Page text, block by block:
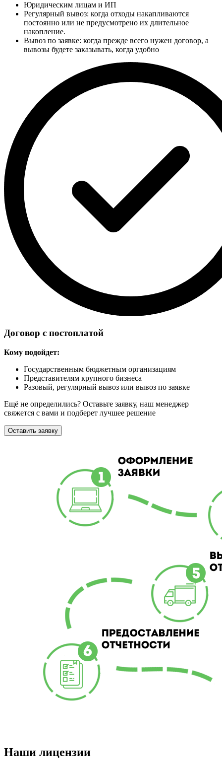
Юридическим лицам и ИП
Регулярный вывоз: когда отходы накапливаются
постоянно или не предусмотрено их длительное
накопление.
Вывоз по заявке: когда прежде всего нужен договор, а
вывозы будете заказывать, когда удобно
Договор с постоплатой
Кому подойдет:
Государственным бюджетным организациям
Представителям крупного бизнеса
Разовый, регулярный вывоз или вывоз по заявке
Ещё не определились? Оставьте заявку, наш менеджер
свяжется с вами и подберет лучшее решение
Оставить заявку
Наши лицензии